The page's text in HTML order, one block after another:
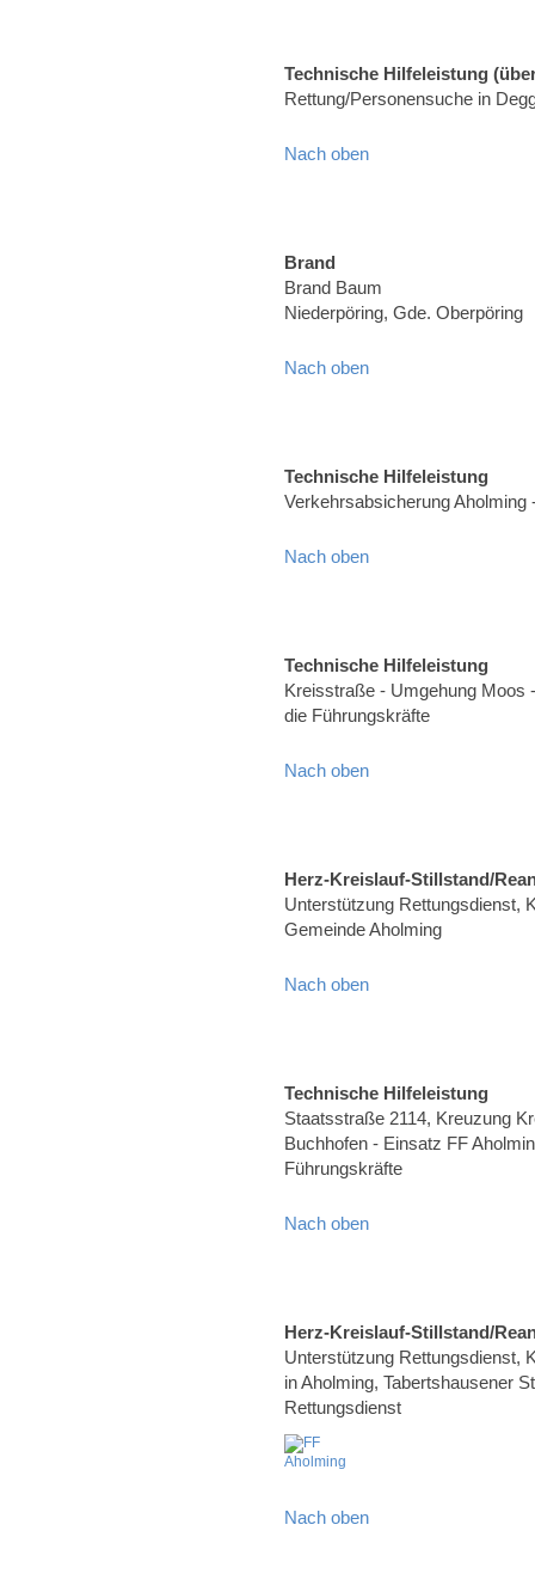
Technische Hilfeleistung
Rettung/Personensuche in
Nach oben
Brand
Brand Baum
Niederpöring, Gde. Oberpöring
Nach oben
Technische Hilfeleistung
Verkehrsabsicherung
Nach oben
Technische Hilfeleistung
Kreisstraße - Umgehung Moos
die Führungskräfte
Nach oben
Herz-Kreislauf-Stillstand/
Unterstützung Rettungsdienst,
Gemeinde Aholming
Nach oben
Technische Hilfeleistung
Staatsstraße 2114, Kreuzung
Buchhofen - Einsatz FF
Führungskräfte
Nach oben
Herz-Kreislauf-Stillstand/
Unterstützung Rettungsdienst,
in Aholming, Tabertshausener
Rettungsdienst
Nach oben